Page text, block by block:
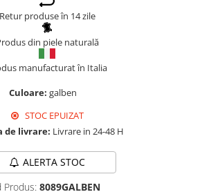
Retur produse în 14 zile
din piele naturală
manufacturat în Italia
Culoare: galben
STOC EPUIZAT
de livrare: Livrare in 24-48 H
ALERTA STOC
Produs: 8089GALBEN